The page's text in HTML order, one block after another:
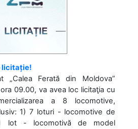
licitație!
„Calea Ferată din Moldova”
09.00, va avea loc licitaţia cu
a 8 locomotive,
1) 7 loturi - locomotive de
lot - locomotivă de model